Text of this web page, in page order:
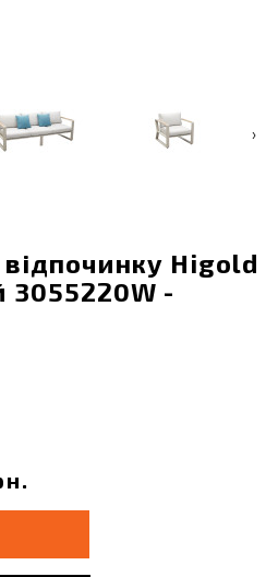
›
Higold
3055220W -